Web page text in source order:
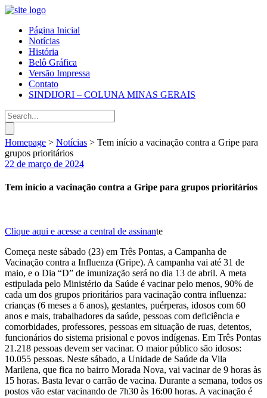
Página Inicial
Notícias
História
Belô Gráfica
Versão Impressa
Contato
SINDIJORI – COLUNA MINAS GERAIS
Homepage > Notícias > Tem início a vacinação contra a Gripe para
grupos prioritários
22 de março de 2024
Tem início a vacinação contra a Gripe para grupos prioritários
Clique aqui e acesse a central de assinante
Começa neste sábado (23) em Três Pontas, a Campanha de
Vacinação contra a Influenza (Gripe). A campanha vai até 31 de
maio, e o Dia “D” de imunização será no dia 13 de abril. A meta
estipulada pelo Ministério da Saúde é vacinar pelo menos, 90% de
cada um dos grupos prioritários para vacinação contra influenza:
crianças (6 meses a 6 anos), gestantes, puérperas, idosos com 60
anos e mais, trabalhadores da saúde, pessoas com deficiência e
comorbidades, professores, pessoas em situação de ruas, detentos,
funcionários do sistema prisional e povos indígenas. Em Três Pontas
21.218 pessoas devem ser vacinar. O maior público são idosos:
10.055 pessoas. Neste sábado, a Unidade de Saúde da Vila
Marilena, que fica no bairro Morada Nova, vai vacinar de 9 horas às
15 horas. Basta levar o carrão de vacina. Durante a semana, todos os
postos vão estar vacinando de 7h30 às 16:00 horas. A vacinação é